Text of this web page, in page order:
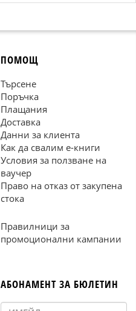
ПОМОЩ
Търсене
Поръчка
Плащания
Доставка
Данни за клиента
Как да свалим е-книги
Условия за ползване на
ваучер
Право на отказ от закупена
стока
Правилници за
промоционални кампании
АБОНАМЕНТ ЗА БЮЛЕТИН